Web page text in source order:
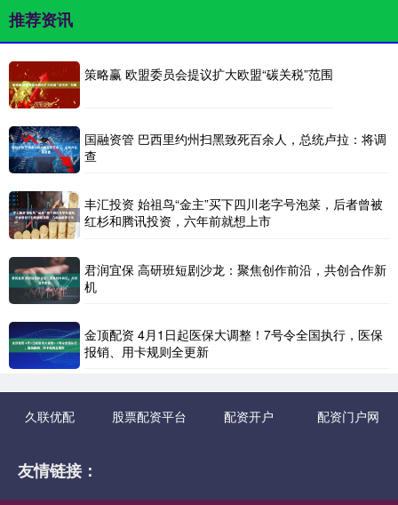
推荐资讯
策略赢 欧盟委员会提议扩大欧盟“碳关税”范围
国融资管 巴西里约州扫黑致死百余人，总统卢拉：将调
查
丰汇投资 始祖鸟“金主”买下四川老字号泡菜，后者曾被
红杉和腾讯投资，六年前就想上市
君润宜保 高研班短剧沙龙：聚焦创作前沿，共创合作新
机
金顶配资 4月1日起医保大调整！7号令全国执行，医保
报销、用卡规则全更新
久联优配 股票配资平台 配资开户 配资门户网
友情链接：